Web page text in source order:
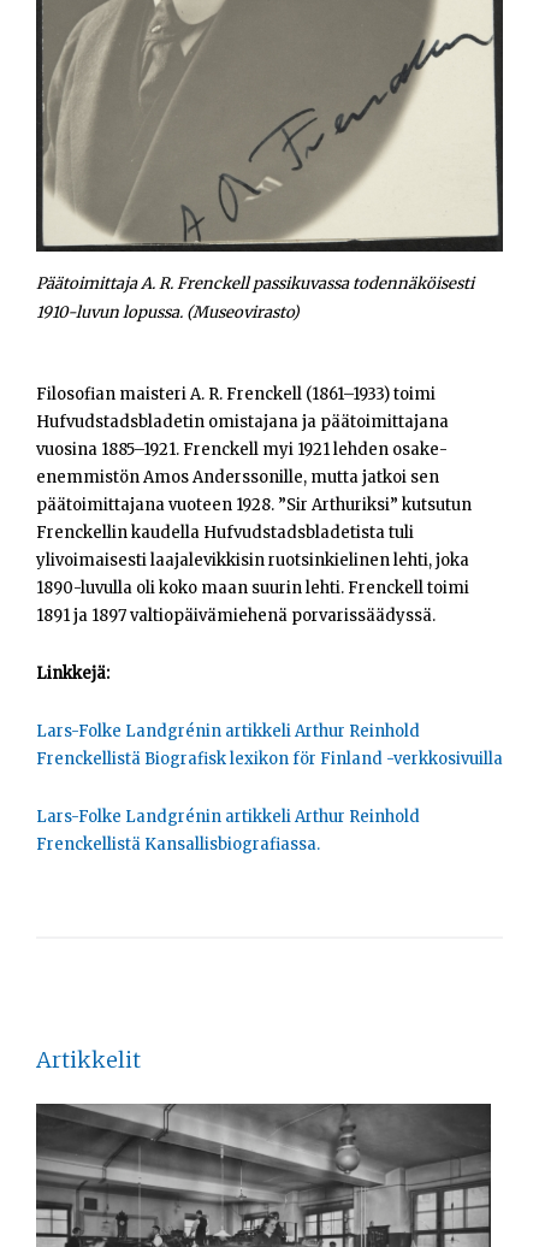
Päätoimittaja A. R. Frenckell passikuvassa todennäköisesti
1910-luvun lopussa. (Museovirasto)
Filosofian maisteri A. R. Frenckell (1861–1933) toimi
Hufvudstadsbladetin omistajana ja päätoimittajana
vuosina 1885–1921. Frenckell myi 1921 lehden osake-
enemmistön Amos Anderssonille, mutta jatkoi sen
päätoimittajana vuoteen 1928. ”Sir Arthuriksi” kutsutun
Frenckellin kaudella Hufvudstadsbladetista tuli
ylivoimaisesti laajalevikkisin ruotsinkielinen lehti, joka
1890-luvulla oli koko maan suurin lehti. Frenckell toimi
1891 ja 1897 valtiopäivämiehenä porvarissäädyssä.
Linkkejä:
Lars-Folke Landgrénin artikkeli Arthur Reinhold
Frenckellistä Biografisk lexikon för Finland -verkkosivuilla
Lars-Folke Landgrénin artikkeli Arthur Reinhold
Frenckellistä Kansallisbiografiassa.
Artikkelit